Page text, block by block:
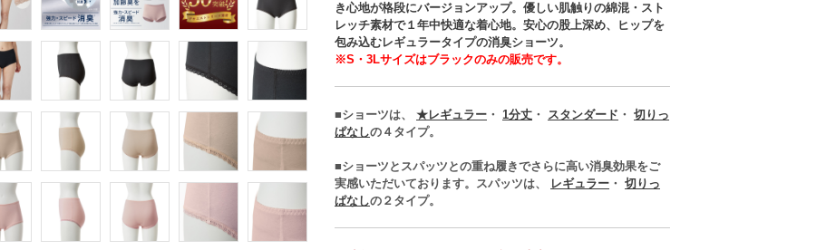
き心地が格段にバージョンアップ。優しい肌触りの綿混・スト
レッチ素材で１年中快適な着心地。安心の股上深め、ヒップを
包み込むレギュラータイプの消臭ショーツ。
※S・3Lサイズはブラックのみの販売です。
■ショーツは、 ★レギュラー ・ 1分丈 ・ スタンダード ・ 切りっ
ぱなしの４タイプ。
■ショーツとスパッツとの重ね履きでさらに高い消臭効果をご
実感いただいております。スパッツは、
レギュラー ・ 切りっ
ぱなしの２タイプ。